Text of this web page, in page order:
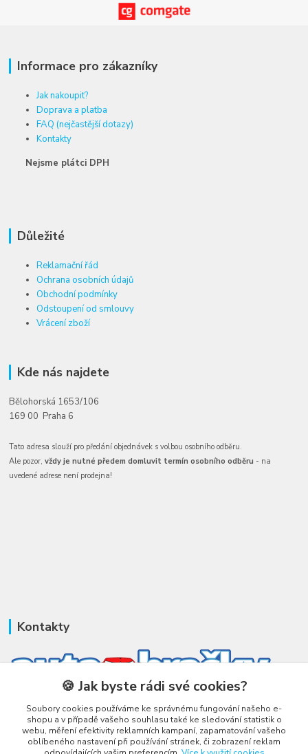
Informace pro zákazníky
Jak nakoupit?
Doprava a platba
FAQ (nejčastější dotazy)
Kontakty
Nejsme plátci DPH
Důležité
Reklamační řád
Ochrana osobních údajů
Obchodní podmínky
Odstoupení od smlouvy
Vrácení zboží
Kde nás najdete
Bělohorská 1653/106
169 00 Praha 6
Tato adresa slouží pro předání objednávek s volbou osobního odběru.
Ale pozor,vždy je nutné předem domluvit termín osobního odběru - na
uvedené adrese není prodejna!
Kontakty
Honza Adámek
+420 775 231 066
(Po-Ne, 9-21 hod.)
🍪 Jak byste rádi své cookies?
Soubory cookies používáme ke správnému fungování našeho e-
shopu a v případě vašeho souhlasu také ke sledování statistik o
webu, měření efektivity reklamních kampaní, zapamatování vašeho
oblíbeného nastavení při používání stránek, či zobrazení reklam